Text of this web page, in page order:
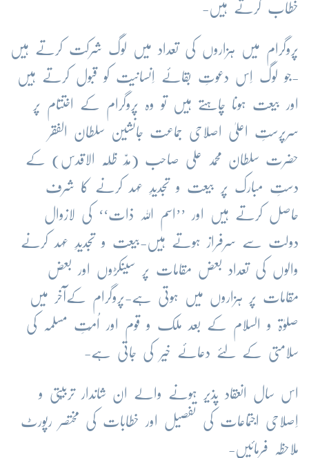
خطاب کرتے ہیں-
پروگرام میں ہزاروں کی تعداد میں لوگ شرکت کرتے ہیں
-جو لوگ اِس دعوتِ بقائے اِنسانیت کو قبول کرتے ہیں
اور بیعت ہونا چاہتے ہیں تو وہ پروگرام کے اختتام پر
سرپرستِ اعلیٰ اصلاحی جماعت جانشین سلطان الفقر
حضرت سلطان محمد علی صاحب (مُدّ ظِلُّہ الاقدس) کے
دستِ مبارک پر بیعت و تجدیدِ عہد کرنے کا شرف
حاصل کرتے ہیں اور ’’اسم اللہ ذات‘‘ کی لازوال
دولت سے سرفراز ہوتے ہیں-بیعت و تجدیدِ عہد کرنے
والوں کی تعداد بعض مقامات پر سینکڑوں اور بعض
مقامات پر ہزاروں میں ہوتی ہے-پروگرام کےآخر میں
صلوٰۃ و السلام کے بعد ملک و قوم اور اُمّتِ مسلمہ کی
سلامتی کے لئے دعائے خیر کی جاتی ہے-
اس سال انعقاد پذیر ہونے والے ان شاندار تربیّتی و
اِصلاحی اجتماعات کی تفصیل اور خطابات کی مختصر رپورٹ
ملاحظہ فرمائیں-